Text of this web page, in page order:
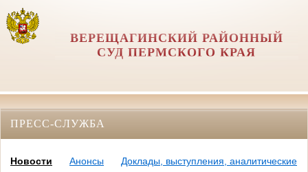
ВЕРЕЩАГИНСКИЙ РАЙОННЫЙ
СУД ПЕРМСКОГО КРАЯ
ПРЕСС-СЛУЖБА
Новости Анонсы
Доклады, выступления, аналитические